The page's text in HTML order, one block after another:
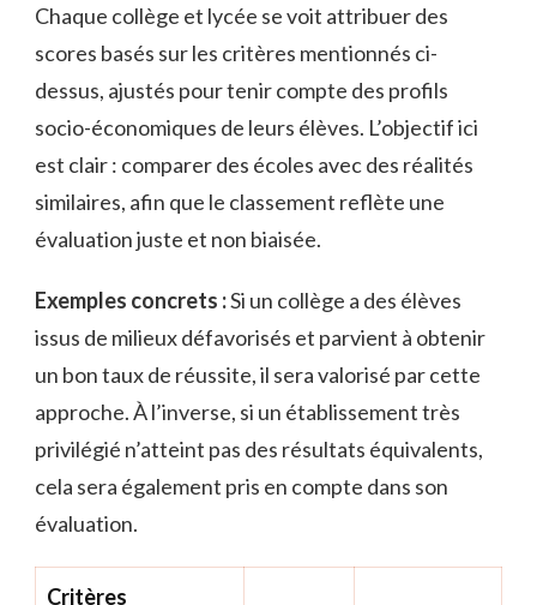
Chaque collège et lycée se voit attribuer des
scores basés sur les critères mentionnés ci-
dessus, ajustés pour tenir compte des profils
socio-économiques de leurs élèves. L’objectif ici
est clair : comparer des écoles avec des réalités
similaires, afin que le classement reflète une
évaluation juste et non biaisée.
Exemples concrets :Si un collège a des élèves
issus de milieux défavorisés et parvient à obtenir
un bon taux de réussite, il sera valorisé par cette
approche. À l’inverse, si un établissement très
privilégié n’atteint pas des résultats équivalents,
cela sera également pris en compte dans son
évaluation.
Critères